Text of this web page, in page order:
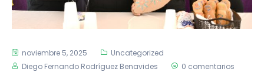
noviembre 5, 2025
Uncategorized
Diego Fernando Rodríguez Benavides
0 comentarios